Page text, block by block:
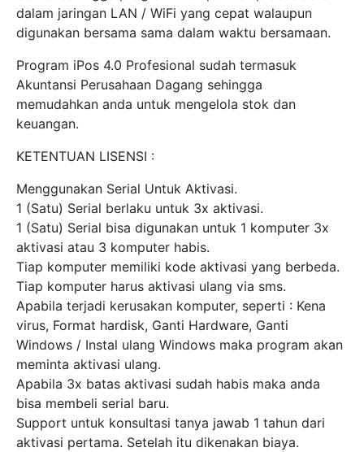
dalam jaringan LAN / WiFi yang cepat walaupun
digunakan bersama sama dalam waktu bersamaan.
Program iPos 4.0 Profesional sudah termasuk
Akuntansi Perusahaan Dagang sehingga
memudahkan anda untuk mengelola stok dan
keuangan.
KETENTUAN LISENSI :
Menggunakan Serial Untuk Aktivasi.
1 (Satu) Serial berlaku untuk 3x aktivasi.
1 (Satu) Serial bisa digunakan untuk 1 komputer 3x
aktivasi atau 3 komputer habis.
Tiap komputer memiliki kode aktivasi yang berbeda.
Tiap komputer harus aktivasi ulang via sms.
Apabila terjadi kerusakan komputer, seperti : Kena
virus, Format hardisk, Ganti Hardware, Ganti
Windows / Instal ulang Windows maka program akan
meminta aktivasi ulang.
Apabila 3x batas aktivasi sudah habis maka anda
bisa membeli serial baru.
Support untuk konsultasi tanya jawab 1 tahun dari
aktivasi pertama. Setelah itu dikenakan biaya.